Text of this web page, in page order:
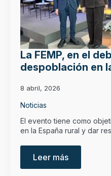
La FEMP, en el
despoblación en
8 abril, 2026
Noticias
El evento tiene como
en la España rural y dar
Leer más